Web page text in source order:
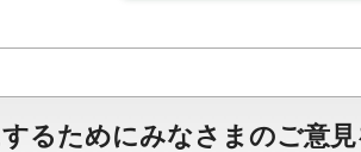
るためにみなさまのご意